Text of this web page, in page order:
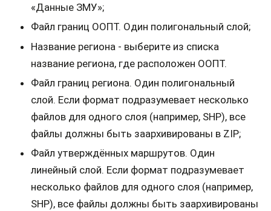
«Данные ЗМУ»;
Файл границ ООПТ. Один полигональный слой;
Название региона - выберите из списка
название региона, где расположен ООПТ.
Файл границ региона. Один полигональный
слой. Если формат подразумевает несколько
файлов для одного слоя (например, SHP), все
файлы должны быть заархивированы в ZIP;
Файл утверждённых маршрутов. Один
линейный слой. Если формат подразумевает
несколько файлов для одного слоя (например,
SHP), все файлы должны быть заархивированы